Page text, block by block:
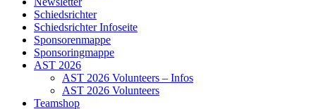
Schiedsrichter
Schiedsrichter Infoseite
Sponsorenmappe
Sponsoringmappe
AST 2026
AST 2026 Volunteers – Infos
AST 2026 Volunteers
Teamshop